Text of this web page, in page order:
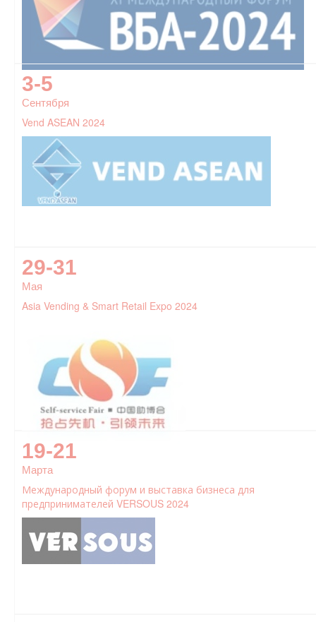
3-5
Сентября
Vend ASEAN 2024
29-31
Мая
Asia Vending & Smart Retail Expo 2024
19-21
Марта
Международный форум и выставка бизнеса для
предпринимателей VERSOUS 2024